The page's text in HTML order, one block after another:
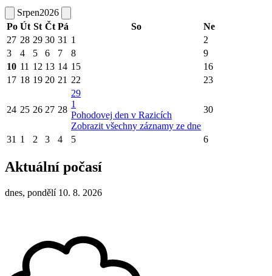
Srpen2026
Po Út St Čt Pá So
Ne
27 28 29 30 31 1
2
3
4 5 6 7 8
9
10 11 12 13 14 15
16
17 18 19 20 21 22 23
24 25 26 27 28
29
1
Pohodovej den v Razicích
Zobrazit všechny záznamy ze dne
30
31 1 2 3 4 5 6
Aktuální počasí
dnes, pondělí 10. 8. 2026